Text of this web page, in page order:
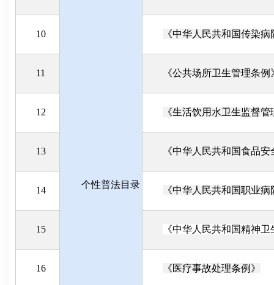
个性普法目录
10 《中华人民共和国传染
11 《公共场所卫生管理条例
12 《生活饮用水卫生监督
13 《中华人民共和国食品安
14 《中华人民共和国职业
15 《中华人民共和国精神卫
16 《医疗事故处理条例》